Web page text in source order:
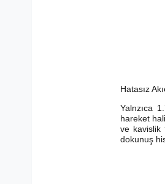
Hatasız
Yalnzıca
hareket
ve kavislik
dokunuş